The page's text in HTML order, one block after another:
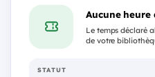
Aucune heure
Le temps déclaré
de votre
STATUT